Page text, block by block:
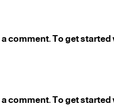
comment. To get
comment. To get